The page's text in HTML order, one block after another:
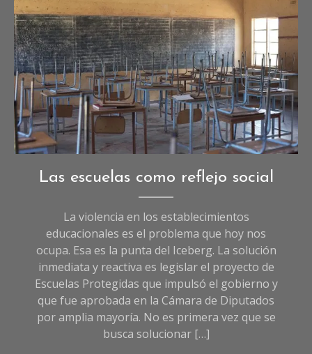
Opinión
Las escuelas como reflejo social
La violencia en los establecimientos
educacionales es el problema que hoy nos
ocupa. Esa es la punta del Iceberg. La solución
inmediata y reactiva es legislar el proyecto de
Escuelas Protegidas que impulsó el gobierno y
que fue aprobada en la Cámara de Diputados
por amplia mayoría. No es primera vez que se
busca solucionar […]